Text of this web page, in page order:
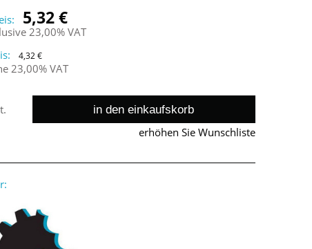
5,32 €
23,00% VAT
4,32 €
23,00% VAT
in den einkaufskorb
erhöhen Sie Wunschliste